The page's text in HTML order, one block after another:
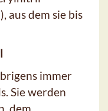
aus dem sie bis
immer
Sie werden